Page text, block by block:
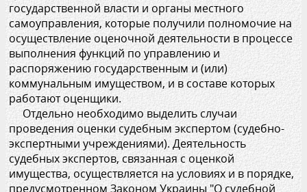
государственной власти и органы местного
самоуправления, которые получили полномочие на
осуществление оценочной деятельности в процессе
выполнения функций по управлению и
распоряжению государственным и (или)
коммунальным имуществом, и в составе которых
работают оценщики.
Отдельно необходимо выделить случаи
проведения оценки судебным экспертом (судебно-
экспертными учреждениями). Деятельность
судебных экспертов, связанная с оценкой
имущества, осуществляется на условиях и в порядке,
предусмотренном Законом Украины "О судебной